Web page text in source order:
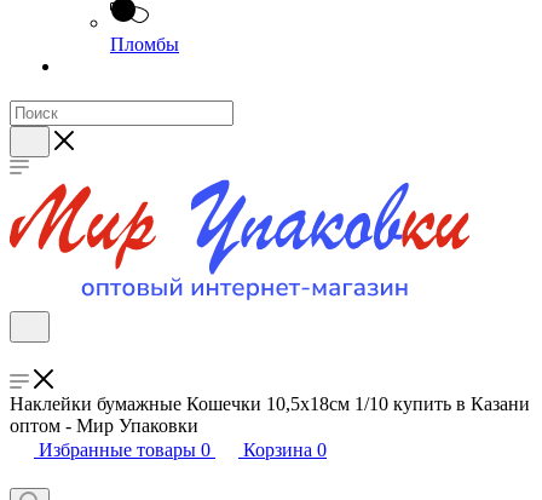
Пломбы
Наклейки бумажные Кошечки 10,5х18см 1/10 купить в Казани
оптом - Мир Упаковки
Избранные товары 0 Корзина 0